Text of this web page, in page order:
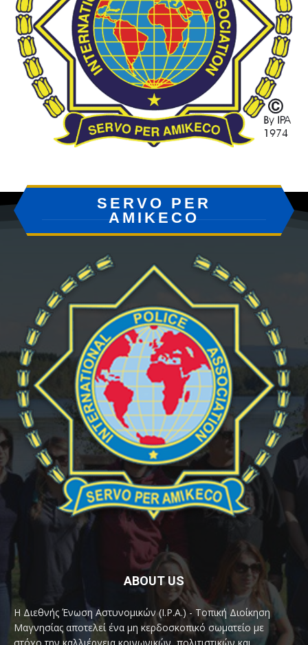
SERVO PER
AMIKECO
ABOUT US
Η Διεθνής Ένωση Αστυνομικών (I.P.A.) - Τοπική Διοίκηση
Μαγνησίας αποτελεί ένα μη κερδοσκοπικό σωματείο με